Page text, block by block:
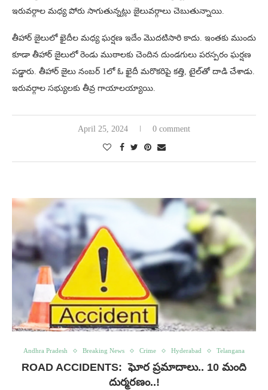
ఇరువర్గాల మధ్య పోరు సాగుతున్నట్లు జైలువర్గాలు చెబుతున్నాయి.
తీహార్ జైలులో ఖైదీల మధ్య ఘర్షణ ఇదేం మొదటిసారి కాదు. ఇంతకు ముందు
కూడా తీహార్ జైలులో రెండు ముఠాలకు చెందిన దుండగులు పరస్పరం ఘర్షణ
పడ్డారు. తీహార్ జైలు నంబర్ 1లో ఓ ఖైదీ మరొకరిపై కత్తి, టైల్‌తో దాడి చేశాడు.
ఇరువర్గాల సభ్యులకు తీవ్ర గాయాలయ్యాయి.
April 25, 2024 0 comment
Andhra Pradesh Breaking News Crime Hyderabad Telangana
ROAD ACCIDENTS: ఘోర ప్రమాదాలు.. 10 మంది
దుర్మరణం..!